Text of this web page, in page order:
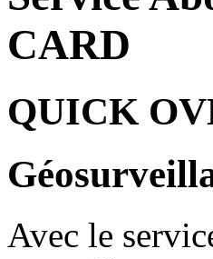
CARD
QUICK
Avec le